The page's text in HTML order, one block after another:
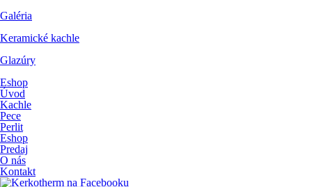
Galéria
Keramické kachle
Glazúry
Eshop
Úvod
Kachle
Pece
Perlit
Eshop
Predaj
O nás
Kontakt